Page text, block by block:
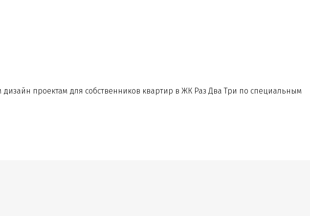
проектам для собственников квартир в ЖК Раз Два Три по специальным